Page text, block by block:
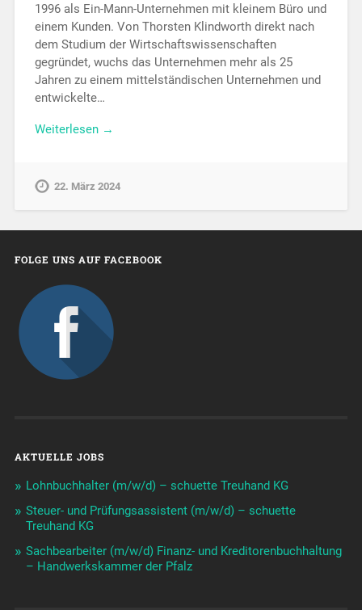
1996 als Ein-Mann-Unternehmen mit kleinem Büro und
einem Kunden. Von Thorsten Klindworth direkt nach
dem Studium der Wirtschaftswissenschaften
gegründet, wuchs das Unternehmen mehr als 25
Jahren zu einem mittelständischen Unternehmen und
entwickelte…
Weiterlesen →
22. März 2024
FOLGE UNS AUF FACEBOOK
AKTUELLE JOBS
Lohnbuchhalter (m/w/d) – schuette Treuhand KG
Steuer- und Prüfungsassistent (m/w/d) – schuette
Treuhand KG
Sachbearbeiter (m/w/d) Finanz- und Kreditorenbuchhaltung
– Handwerkskammer der Pfalz